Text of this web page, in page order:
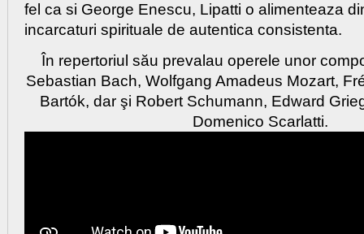
fel ca si George Enescu, Lipatti o alimenteaza
incarcaturi spirituale de autentica consistenta.
În repertoriul său prevalau operele unor
Sebastian Bach, Wolfgang Amadeus Mozart,
Bartók, dar şi Robert Schumann, Edward
Domenico Scarlatti.